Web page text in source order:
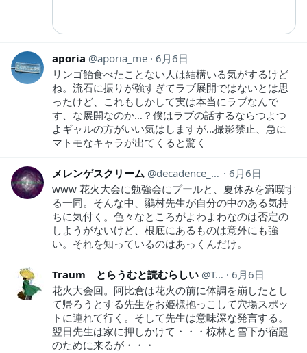
aporia aporia_me 6月6日
リンゴ飴食べたことない人は結構いる気がするけど
ね。流石に振りが強すぎてラブ展開ではないとは思
ったけど、これもしかして実は本当にラブなんで
す、な展開なのか…？僕はラブの話するならつよつ
よギャルの方がいい気はしますが…撮影禁止、急に
マトモなキャラが出てくると驚く
メレンゲスクリーム decadence_1990
6月6日
www 花火大会に勉強会にプールと、夏休みを満喫す
る一同。そんな中、鶸村先生が自分の中のある気持
ちに気付く。色々なところがよわよわなのは否定の
しようがないけど、根底にあるものは意外にも強
い。それを知っているのはあっくんだけ。
Traum とらうむと読むらしい Traum1
6月6日
花火大会回。阿比倉は花火の前に体調を崩したとし
て帰ろうとする先生をお姫様抱っこして穴場スポッ
トに連れて行く。そして先生は意味深な発言する。
翌日先生は家に押しかけて・・・椋林と雪下が宿題
のために来るが・・・